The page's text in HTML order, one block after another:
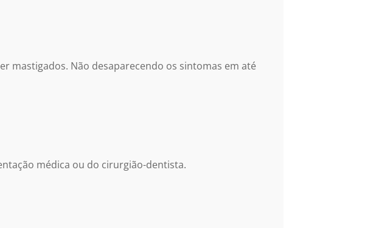
mastigados. Não desaparecendo os sintomas em até
médica ou do cirurgião-dentista.